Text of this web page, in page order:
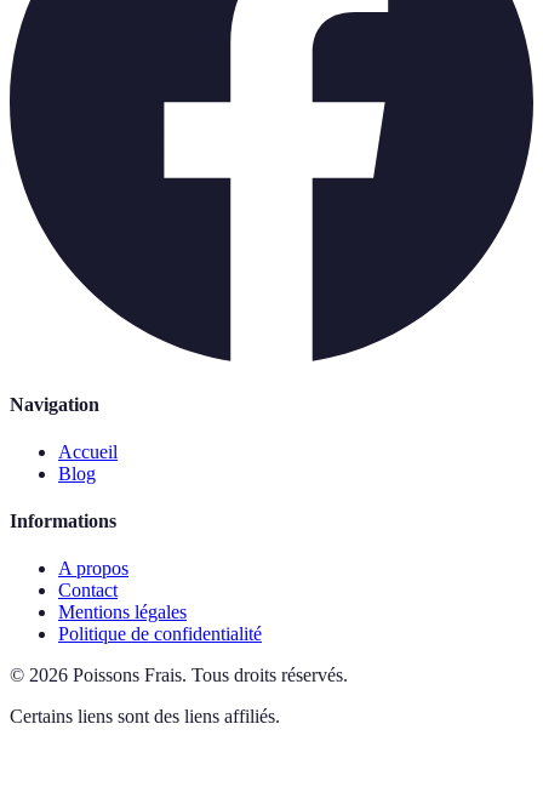
Navigation
Accueil
Blog
Informations
A propos
Contact
Mentions légales
Politique de confidentialité
© 2026 Poissons Frais. Tous droits réservés.
Certains liens sont des liens affiliés.